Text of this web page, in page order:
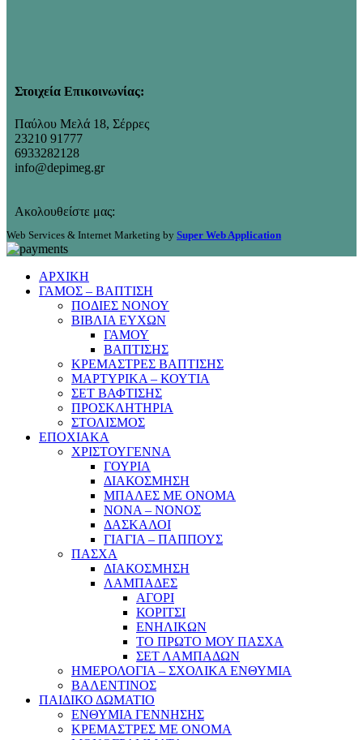
Στοιχεία Επικοινωνίας:
Παύλου Μελά 18, Σέρρες
23210 91777
6933282128
info@depimeg.gr
Ακολουθείστε μας:
Web Services & Internet Marketing by Super Web Application
ΑΡΧΙΚΗ
ΓΑΜΟΣ – ΒΑΠΤΙΣΗ
ΠΟΔΙΕΣ ΝΟΝΟΥ
ΒΙΒΛΙΑ ΕΥΧΩΝ
ΓΑΜΟΥ
ΒΑΠΤΙΣΗΣ
ΚΡΕΜΑΣΤΡΕΣ ΒΑΠΤΙΣΗΣ
ΜΑΡΤΥΡΙΚΑ – ΚΟΥΤΙΑ
ΣΕΤ ΒΑΦΤΙΣΗΣ
ΠΡΟΣΚΛΗΤΗΡΙΑ
ΣΤΟΛΙΣΜΟΣ
ΕΠΟΧΙΑΚΑ
ΧΡΙΣΤΟΥΓΕΝΝΑ
ΓΟΥΡΙΑ
ΔΙΑΚΟΣΜΗΣΗ
ΜΠΑΛΕΣ ΜΕ ΟΝΟΜΑ
ΝΟΝΑ – ΝΟΝΟΣ
ΔΑΣΚΑΛΟΙ
ΓΙΑΓΙΑ – ΠΑΠΠΟΥΣ
ΠΑΣΧΑ
ΔΙΑΚΟΣΜΗΣΗ
ΛΑΜΠΑΔΕΣ
ΑΓΟΡΙ
ΚΟΡΙΤΣΙ
ΕΝΗΛΙΚΩΝ
ΤΟ ΠΡΩΤΟ ΜΟΥ ΠΑΣΧΑ
ΣΕΤ ΛΑΜΠΑΔΩΝ
ΗΜΕΡΟΛΟΓΙΑ – ΣΧΟΛΙΚΑ ΕΝΘΥΜΙΑ
ΒΑΛΕΝΤΙΝΟΣ
ΠΑΙΔΙΚΟ ΔΩΜΑΤΙΟ
ΕΝΘΥΜΙΑ ΓΕΝΝΗΣΗΣ
ΚΡΕΜΑΣΤΡΕΣ ΜΕ ΟΝΟΜΑ